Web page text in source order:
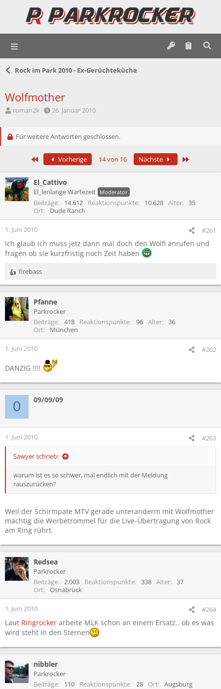
Rock im Park 2010 - Ex-Gerüchteküche
Wolfmother
E
t
r
roman2k
E
t
l
l
a
m
26. Januar 2010
Für weitere Antworten geschlossen.
Erste Vorherige 14 von 16 Nächste
El_Cattivo
El_lenlange Wartezeit Moderator
Beiträge 14.612 Reaktionspunkte 10.628 Alter
35
Ort
Dude Ranch
1. Juni 2010 #261
Ich glaub ich muss jetz dann mal doch den Wölfi anrufen und
fragen ob sie kurzfristig noch Zeit haben
R
e
k
t
i
n
firebass
Pfanne
Parkrocker
Beiträge
418 Reaktionspunkte 96 Alter
36
Ort
München
1. Juni 2010 #262
DANZIG !!!!
0 09/09/09
1. Juni 2010 #263
Sawyer schrieb:
warum ist es so schwer, mal endlich mit der Meldung
rauszurücken?
Weil der Schirmpate MTV gerade unteranderm mit Wolfmother
mächtig die Werbetrommel für die Live-Übertragung von Rock
am Ring rührt.
Redsea
Parkrocker
Beiträge
2.003 Reaktionspunkte 338 Alter
37
Ort
Osnabrück
1. Juni 2010 #264
Laut Ringrocker arbeite MLK schon an einem Ersatz.. ob es was
wird steht in den Sternen
nibbler
Parkrocker
Beiträge
110 Reaktionspunkte 28 Ort Augsburg